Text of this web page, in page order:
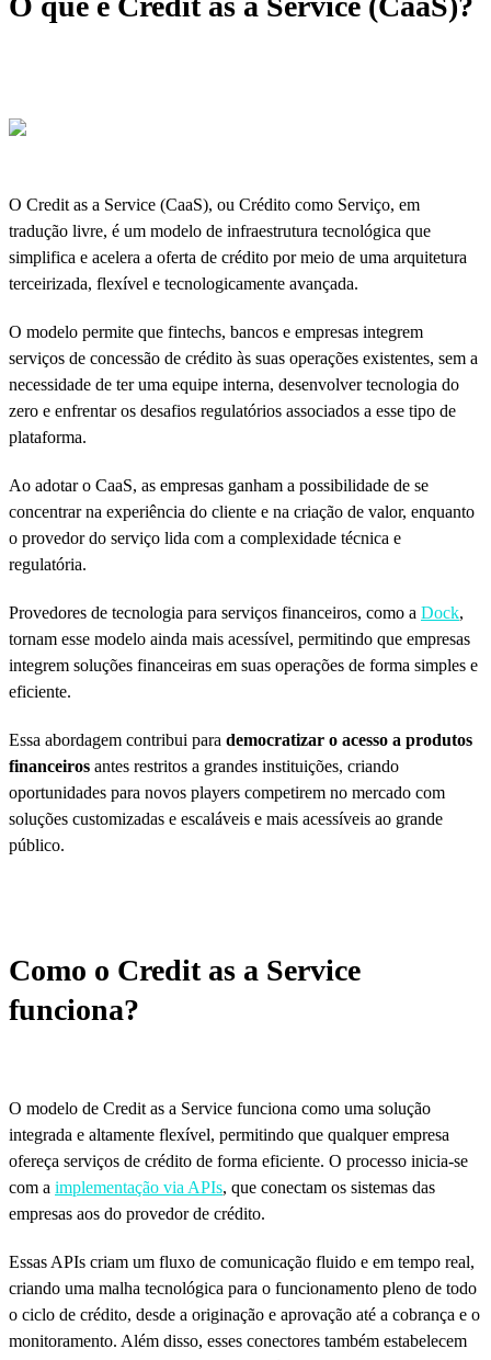
O Credit as a Service (CaaS), ou Crédito como Serviço, em
tradução livre, é um modelo de infraestrutura tecnológica que
simplifica e acelera a oferta de crédito por meio de uma arquitetura
terceirizada, flexível e tecnologicamente avançada.
O modelo permite que fintechs, bancos e empresas integrem
serviços de concessão de crédito às suas operações existentes, sem a
necessidade de ter uma equipe interna, desenvolver tecnologia do
zero e enfrentar os desafios regulatórios associados a esse tipo de
plataforma.
Ao adotar o CaaS, as empresas ganham a possibilidade de se
concentrar na experiência do cliente e na criação de valor, enquanto
o provedor do serviço lida com a complexidade técnica e
regulatória.
Provedores de tecnologia para serviços financeiros, como a Dock,
tornam esse modelo ainda mais acessível, permitindo que empresas
integrem soluções financeiras em suas operações de forma simples e
eficiente.
Essa abordagem contribui para democratizar o acesso a produtos
financeiros antes restritos a grandes instituições, criando
oportunidades para novos players competirem no mercado com
soluções customizadas e escaláveis e mais acessíveis ao grande
público.
Como o Credit as a Service
funciona?
O modelo de Credit as a Service funciona como uma solução
integrada e altamente flexível, permitindo que qualquer empresa
ofereça serviços de crédito de forma eficiente. O processo inicia-se
com a implementação via APIs, que conectam os sistemas das
empresas aos do provedor de crédito.
Essas APIs criam um fluxo de comunicação fluido e em tempo real,
criando uma malha tecnológica para o funcionamento pleno de todo
o ciclo de crédito, desde a originação e aprovação até a cobrança e o
monitoramento. Além disso, esses conectores também estabelecem